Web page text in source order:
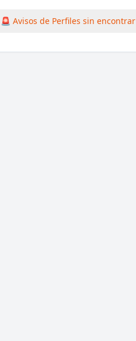
🚨 Avisos de Perfiles sin encontrar